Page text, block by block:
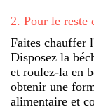
2. Pour le reste
Faites chauffer
Disposez la
et roulez-la en
obtenir une
alimentaire et